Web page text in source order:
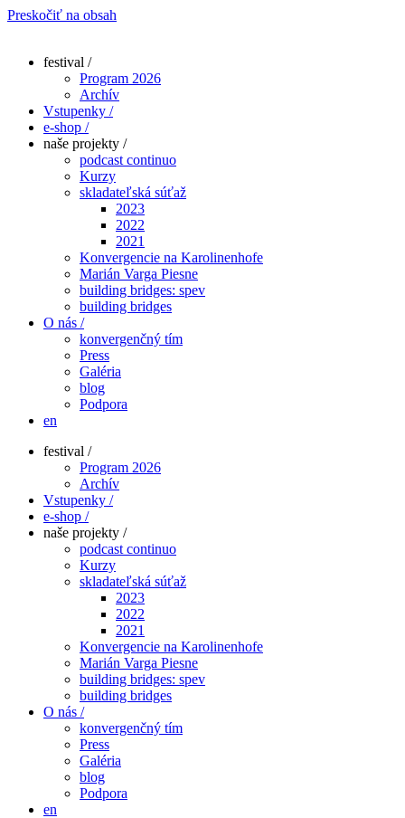
Preskočiť na obsah
festival /
Program 2026
Archív
Vstupenky /
e-shop /
naše projekty /
podcast continuo
Kurzy
skladateľská súťaž
2023
2022
2021
Konvergencie na Karolinenhofe
Marián Varga Piesne
building bridges: spev
building bridges
O nás /
konvergenčný tím
Press
Galéria
blog
Podpora
en
festival /
Program 2026
Archív
Vstupenky /
e-shop /
naše projekty /
podcast continuo
Kurzy
skladateľská súťaž
2023
2022
2021
Konvergencie na Karolinenhofe
Marián Varga Piesne
building bridges: spev
building bridges
O nás /
konvergenčný tím
Press
Galéria
blog
Podpora
en